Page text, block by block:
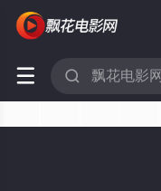
 